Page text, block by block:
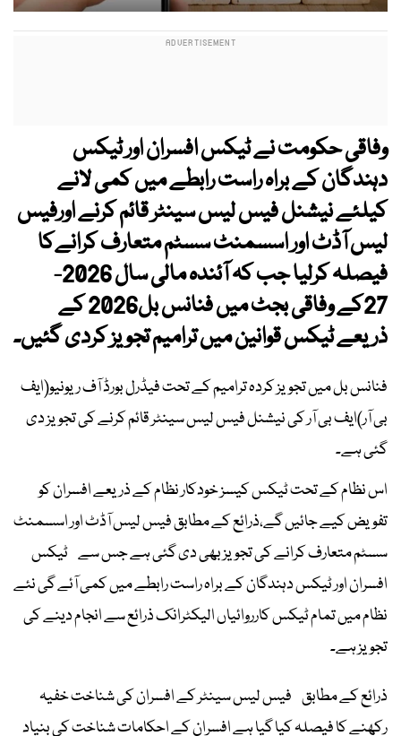
وفاقی حکومت نے ٹیکس افسران اور ٹیکس
دہندگان کے براہ راست رابطے میں کمی لانے
کیلئے نیشنل فیس لیس سینٹر قائم کرنے اورفیس
لیس آڈٹ اور اسسمنٹ سسٹم متعارف کرانےکا
فیصلہ کرلیا جب کہ آئندہ مالی سال 2026-
27کے وفاقی بجٹ میں فنانس بل2026 کے
ذریعے ٹیکس قوانین میں ترامیم تجویز کردی گئیں۔
فنانس بل میں تجویز کردہ ترامیم کے تحت فیڈرل بورڈ آف ریونیو(ایف
بی آر)ایف بی آر کی نیشنل فیس لیس سینٹر قائم کرنے کی تجویز دی
گئی ہے۔
اس نظام کے تحت ٹیکس کیسز خودکار نظام کے ذریعے افسران کو
تفویض کیے جائیں گے،ذرائع کے مطابق فیس لیس آڈٹ اور اسسمنٹ
سسٹم متعارف کرانے کی تجویز بھی دی گئی ہے جس سے ٹیکس
افسران اور ٹیکس دہندگان کے براہ راست رابطے میں کمی آئے گی نئے
نظام میں تمام ٹیکس کارروائیاں الیکٹرانک ذرائع سے انجام دینے کی
تجویز ہے۔
ذرائع کے مطابق فیس لیس سینٹر کے افسران کی شناخت خفیہ
رکھنے کا فیصلہ کیا گیا ہے افسران کے احکامات شناخت کی بنیاد